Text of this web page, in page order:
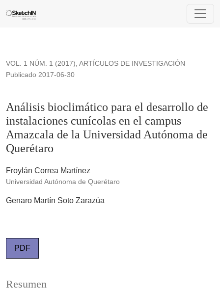
Análisis bioclimático para el desarrollo de instalaciones
VOL. 1 NÚM. 1 (2017), ARTÍCULOS DE INVESTIGACIÓN
Análisis bioclimático para el desarrollo de
instalaciones cunícolas en el campus
Amazcala de la Universidad Autónoma de
Querétaro
Publicado 2017-06-30
Froylán Correa Martínez
Universidad Autónoma de Querétaro
Genaro Martín Soto Zarazúa
PDF
Resumen